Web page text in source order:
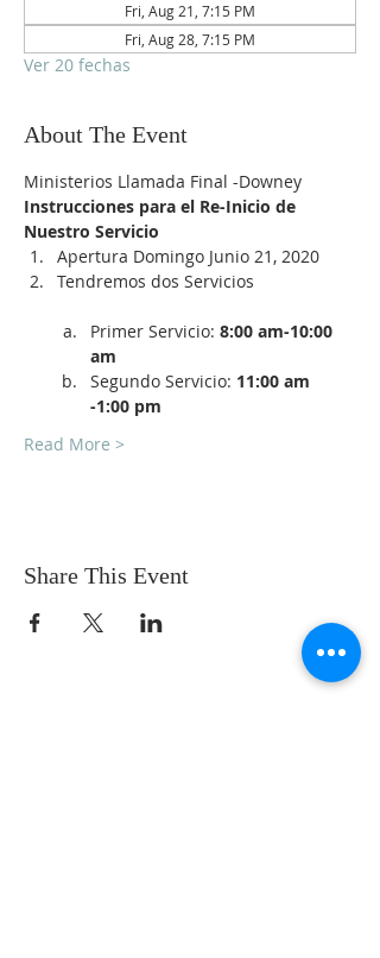
Fri, Aug 21, 7:15 PM
Fri, Aug 28, 7:15 PM
Ver 20 fechas
About The Event
Ministerios Llamada Final -Downey
Instrucciones para el Re-Inicio de
Nuestro Servicio
Apertura Domingo Junio 21, 2020
Tendremos dos Servicios
Primer Servicio: 8:00 am-10:00
am
Segundo Servicio: 11:00 am
-1:00 pm
Read More >
Share This Event